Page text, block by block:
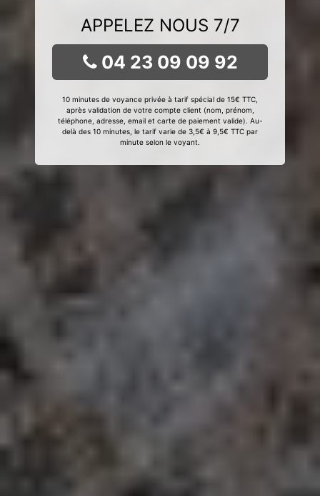
APPELEZ NOUS 7/7
04 23 09 09 92
10 minutes de voyance privée à tarif spécial de 15€ TTC,
après validation de votre compte client (nom, prénom,
téléphone, adresse, email et carte de paiement valide). Au-
delà des 10 minutes, le tarif varie de 3,5€ à 9,5€ TTC par
minute selon le voyant.